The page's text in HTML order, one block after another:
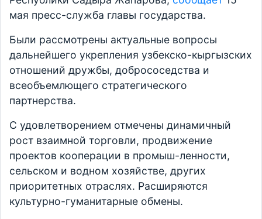
мая пресс-служба главы государства.
Были рассмотрены актуальные вопросы
дальнейшего укрепления узбекско-кыргызских
отношений дружбы, добрососедства и
всеобъемлющего стратегического
партнерства.
С удовлетворением отмечены динамичный
рост взаимной торговли, продвижение
проектов кооперации в промыш-ленности,
сельском и водном хозяйстве, других
приоритетных отраслях. Расширяются
культурно-гуманитарные обмены.